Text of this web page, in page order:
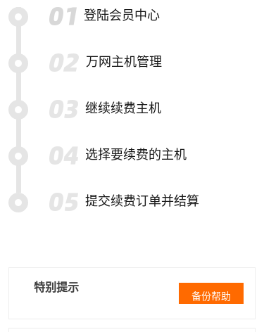
登陆会员中心
万网主机管理
继续续费主机
选择要续费的主机
提交续费订单并结算
特别提示
备份帮助